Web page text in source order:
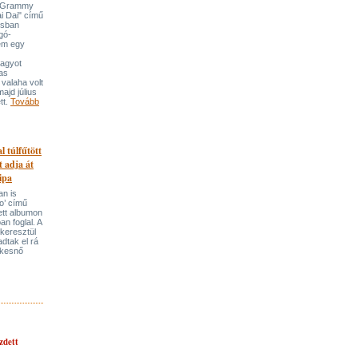
Dai" című
egy
volt
július
Tovább
túlfűtött
adja át
is
című
albumon
foglal. A
el rá